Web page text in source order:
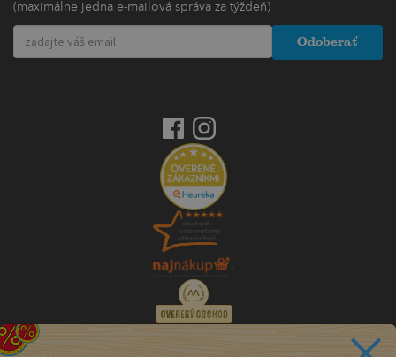
(maximálne jedna e-mailová správa za týždeň)
Odoberať